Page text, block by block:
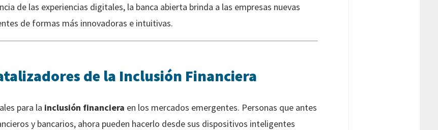
de las experiencias digitales, la banca abierta brinda a las empresas nuevas
de formas más innovadoras e intuitivas.
de la Inclusión Financiera
para la inclusión financiera en los mercados emergentes. Personas que antes
y bancarios, ahora pueden hacerlo desde sus dispositivos inteligentes